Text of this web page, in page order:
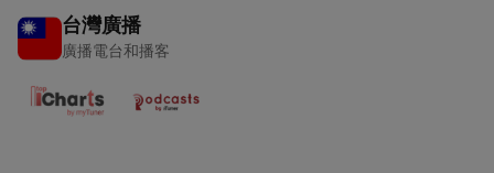
台灣廣播
廣播電台和播客